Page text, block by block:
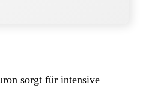
sorgt für intensive